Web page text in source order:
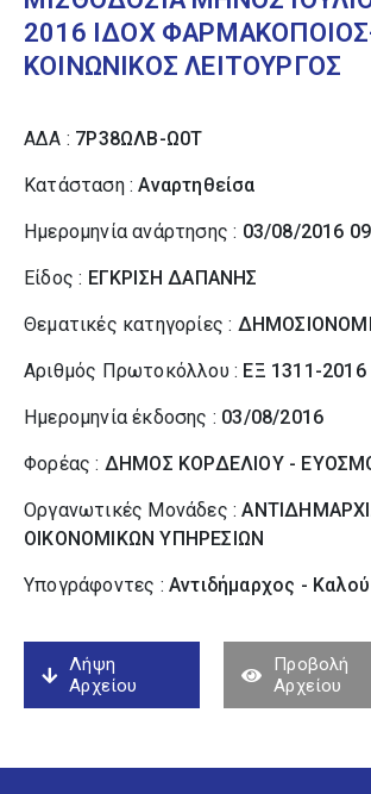
2016 ΙΔΟΧ
ΚΟΙΝΩΝΙΚΟΣ ΛΕΙΤΟΥΡΓΟΣ
ΑΔΑ : 7Ρ38ΩΛΒ-Ω0Τ
Κατάσταση :Αναρτηθείσα
Ημερομηνία ανάρτησης : 03/08/2016
Είδος : ΕΓΚΡΙΣΗ ΔΑΠΑΝΗΣ
Θεματικές κατηγορίες :
Αριθμός Πρωτοκόλλου : ΕΞ 1311-2016
Ημερομηνία έκδοσης : 03/08/2016
Φορέας : ΔΗΜΟΣ ΚΟΡΔΕΛΙΟΥ -
Οργανωτικές Μονάδες :
ΟΙΚΟΝΟΜΙΚΩΝ ΥΠΗΡΕΣΙΩΝ
Υπογράφοντες : Αντιδήμαρχος - Καλού
Λήψη
Αρχείου
Προβολή
Αρχείου